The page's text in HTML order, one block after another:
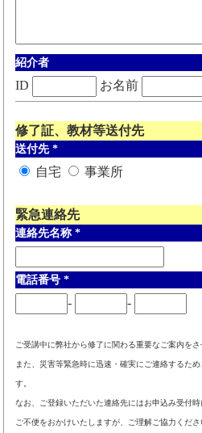
紹介者
ID お名前
修了証、教材等送付先
送付先 *
自宅 事業所
緊急連絡先
連絡先名称 *
電話番号 *
- -
ご受講中に弊社から修了に関わる重要なご案内をさ
また、災害等緊急時に迅速・確実にご連絡するた
す。
なお、ご登録いただいた連絡先にはお申込み受付時
ご不便をおかけいたしますが、ご理解ご協力くだ